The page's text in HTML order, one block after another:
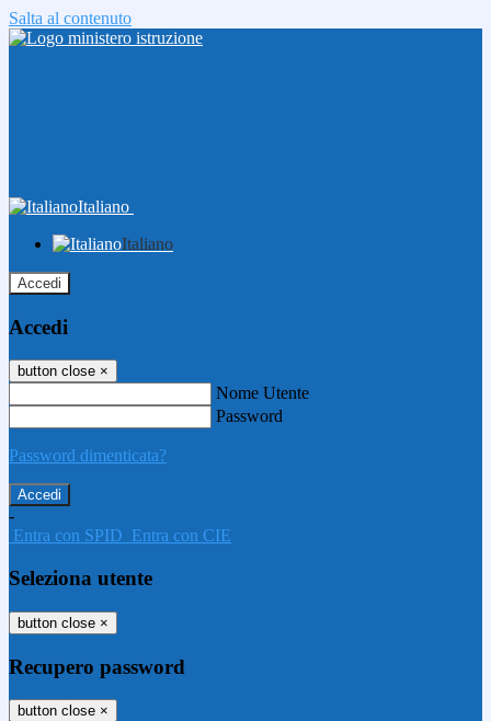
Salta al contenuto
Italiano
Italiano
Accedi
Accedi
button close ×
Nome Utente
Password
Password dimenticata?
-
Entra con SPID Entra con CIE
Seleziona utente
button close ×
Recupero password
button close ×